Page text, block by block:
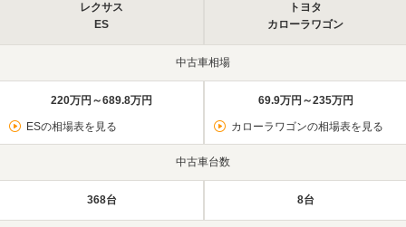
レクサス
ES
トヨタ
カローラワゴン
中古車相場
220万円～689.8万円
ESの相場表を見る
69.9万円～235万円
カローラワゴンの相場表を見る
中古車台数
368台 8台